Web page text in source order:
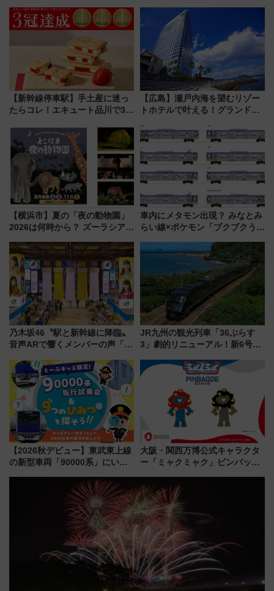
【新幹線停車駅】手土産に迷っ
たらコレ！エキュート品川で3年
産スイーツとは？
【広島】瀬戸内海を望むリゾー
トホテルで叶える！グランドプ
ディング＆カジュアルパーティ
ープラン
【横浜市】夏の「夜の動物園」
2026は何時から？ ズーラシア・
見どころ、限定イベントを徹底
解説！
車内にメタモン出現？ みなとみ
らい線×ポケモン「ブクブクうみ
行開始に！ この夏は直通列車で
乃木坂46〝駅と新幹線に降臨〟
音声ARで響くメンバーの声「真
JR九州の観光列車「36ぷらす
3」劇的リニューアル！新6号車
別 “プレミアムランチ”導入･ル
ートや価格など解説
【2026秋デビュー】東武東上線
の新型車両「90000系」にいち
向け先行試乗会でキッズアンバ
サダーになろう
大阪・関西万博公式キャラクタ
ー「ミャクミャク」ピンバッジ
中旬発売